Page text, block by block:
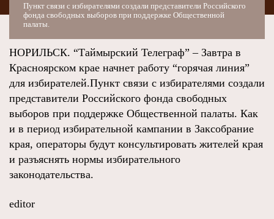
Пункт связи с избирателями создали представители Российского
фонда свободных выборов при поддержке Общественной
палаты.
НОРИЛЬСК. “Таймырский Телеграф” – Завтра в
Красноярском крае начнет работу “горячая линия”
для избирателей.Пункт связи с избирателями создали
представители Российского фонда свободных
выборов при поддержке Общественной палаты. Как
и в период избирательной кампании в Заксобрание
края, операторы будут консультировать жителей края
и разъяснять нормы избирательного
законодательства.
editor